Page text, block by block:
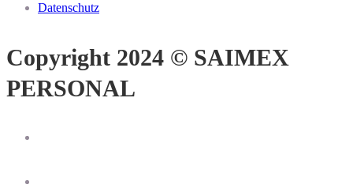
Datenschutz
Copyright 2024 © SAIMEX
PERSONAL